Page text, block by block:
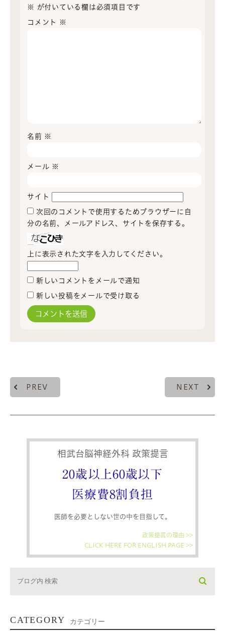
※
が付いている欄は必須項目です
コメント ※
名前 ※
メール ※
サイト
次回のコメントで使用するためブラウザーに自
分の名前、メールアドレス、サイトを保存する。
上に表示された文字を入力してください。
新しいコメントをメールで通知
新しい投稿をメールで受け取る
PREV NEXT
相武台脳神経外科 政策提言
20歳以上60歳以下
医療費8割負担
医師を必要としない世の中を目指して。
政策提言の理由 >>
CLICK HERE FOR ENGLISH PAGE >>
CATEGORY カテゴリー